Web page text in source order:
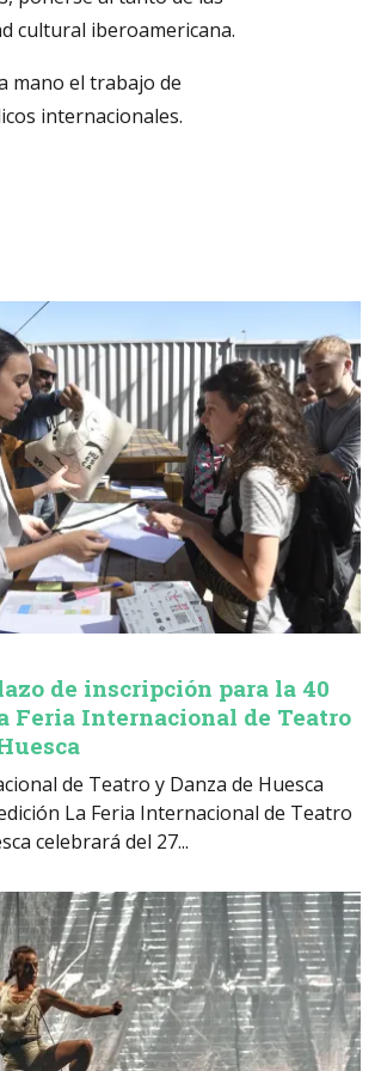
cultural iberoamericana.
mano el trabajo de
internacionales.
de inscripción para la 40
Feria Internacional de Teatro
de Teatro y Danza de Huesca
La Feria Internacional de Teatro
celebrará del 27...